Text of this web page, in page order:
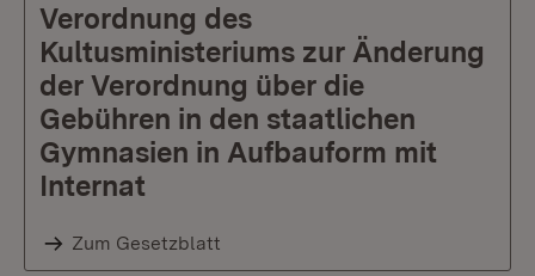
Verordnung des
Kultusministeriums zur Änderung
der Verordnung über die
Gebühren in den staatlichen
Gymnasien in Aufbauform mit
Internat
Zum Gesetzblatt